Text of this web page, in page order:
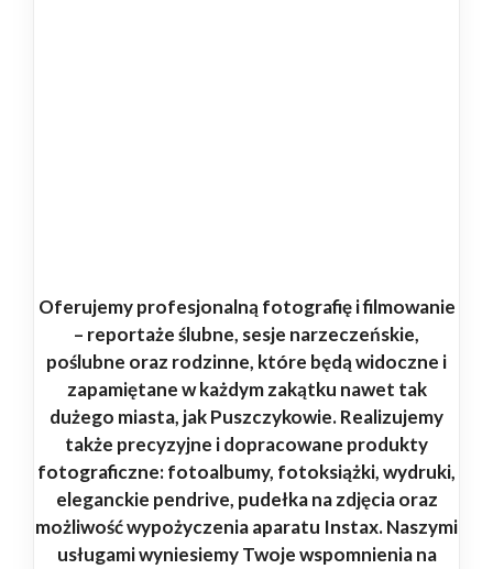
Oferujemy profesjonalną fotografię i filmowanie
– reportaże ślubne, sesje narzeczeńskie,
poślubne oraz rodzinne, które będą widoczne i
zapamiętane w każdym zakątku nawet tak
dużego miasta, jak Puszczykowie. Realizujemy
także precyzyjne i dopracowane produkty
fotograficzne: fotoalbumy, fotoksiążki, wydruki,
eleganckie pendrive, pudełka na zdjęcia oraz
możliwość wypożyczenia aparatu Instax. Naszymi
usługami wyniesiemy Twoje wspomnienia na